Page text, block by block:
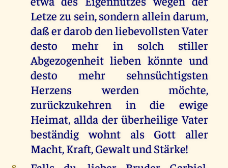
Letze zu sein, sondern allein darum,
daß er darob den liebevollsten Vater
desto mehr in solch stiller
Abgezogenheit lieben könnte und
desto mehr sehnsüchtigsten
Herzens werden möchte,
zurückzukehren in die ewige
Heimat, allda der überheilige Vater
beständig wohnt als Gott aller
Macht, Kraft, Gewalt und Stärke!